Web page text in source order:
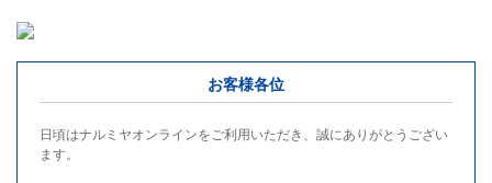
お客様各位
日頃はナルミヤオンラインをご利用いただき、誠にありがとうござい
ます。